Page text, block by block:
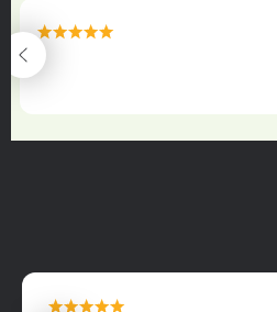
maximální spokojenost
22.06.2025